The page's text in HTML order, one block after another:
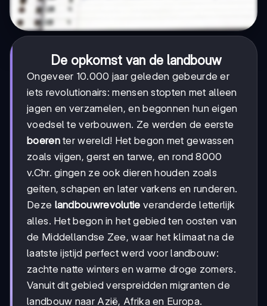
De opkomst van de landbouw
Ongeveer 10.000 jaar geleden gebeurde er
iets revolutionairs: mensen stopten met alleen
jagen en verzamelen, en begonnen hun eigen
voedsel te verbouwen. Ze werden de eerste
boerenter wereld! Het begon met gewassen
zoals vijgen, gerst en tarwe, en rond 8000
v.Chr. gingen ze ook dieren houden zoals
geiten, schapen en later varkens en runderen.
Deze landbouwrevolutie veranderde letterlijk
alles. Het begon in het gebied ten oosten van
de Middellandse Zee, waar het klimaat na de
laatste ijstijd perfect werd voor landbouw:
zachte natte winters en warme droge zomers.
Vanuit dit gebied verspreidden migranten de
landbouw naar Azië, Afrika en Europa.